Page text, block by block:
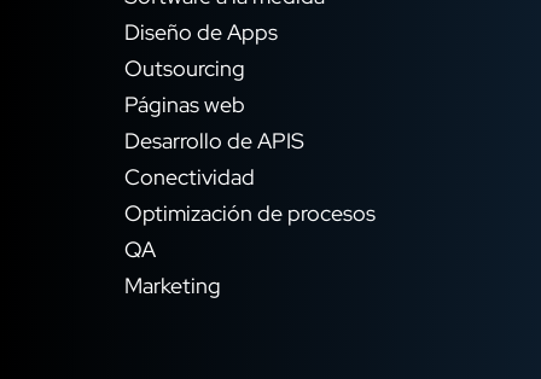
Diseño de Apps
Outsourcing
Páginas web
Desarrollo de APIS
Conectividad
Optimización de procesos
QA
Marketing